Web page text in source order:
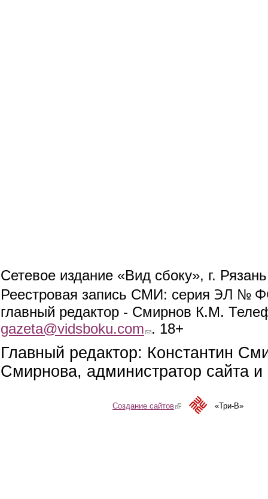
Сетевое издание «Вид сбоку», г.
Реестровая запись СМИ: серия ЭЛ №
главный редактор - Смирнов К.М.
gazeta@vidsboku.com (link sends e-mail)
. 18+
Главный редактор: Константин
Смирнова, администратор сайта
Создание сайтов(link is external)«Три-В»